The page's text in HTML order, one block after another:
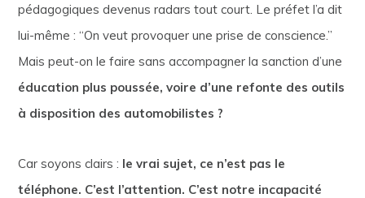
pédagogiques devenus radars tout court. Le préfet l’a dit
lui-même : “On veut provoquer une prise de conscience.”
Mais peut-on le faire sans accompagner la sanction d’une
éducation plus poussée, voire d’une refonte des outils
à disposition des automobilistes ?
Car soyons clairs : le vrai sujet, ce n’est pas le
téléphone. C’est l’attention. C’est notre incapacité